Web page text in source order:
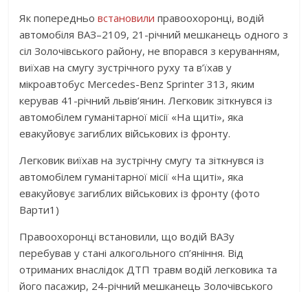
Як попередньовстановили правоохоронці, водій
автомобіля ВАЗ–2109, 21-річний мешканець одного з
сіл Золочівського району, не впорався з керуванням,
виїхав на смугу зустрічного руху та в’їхав у
мікроавтобус Mercedes-Benz Sprinter 313, яким
керував 41-річний львів’янин. Легковик зіткнувся із
автомобілем гуманітарної місії «На щиті», яка
евакуйовує загиблих військових із фронту.
Легковик виїхав на зустрічну смугу та зіткнувся із
автомобілем гуманітарної місії «На щиті», яка
евакуйовує загиблих військових із фронту (фото
Варти1)
Правоохоронці встановили, що водій ВАЗу
перебував у стані алкогольного сп’яніння. Від
отриманих внаслідок ДТП травм водій легковика та
його пасажир, 24-річний мешканець Золочівського